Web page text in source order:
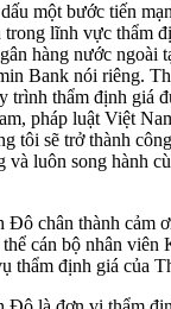
một bước tiến
lĩnh vực thẩm
hàng nước ngoài
Bank nói riêng.
trình thẩm định giá
pháp luật Việt
tôi sẽ trở thành
và luôn song hành
Đô chân thành cảm
cán bộ nhân
thẩm định giá của